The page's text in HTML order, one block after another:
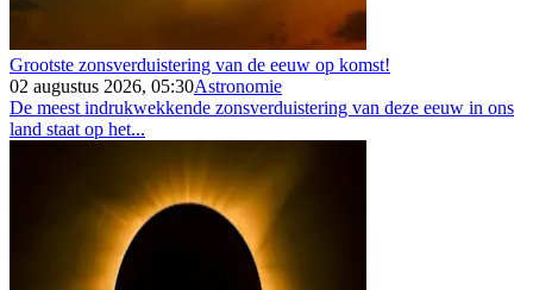
Grootste zonsverduistering van de eeuw op komst!
02 augustus 2026, 05:30Astronomie
De meest indrukwekkende zonsverduistering van deze eeuw in ons
land staat op het...